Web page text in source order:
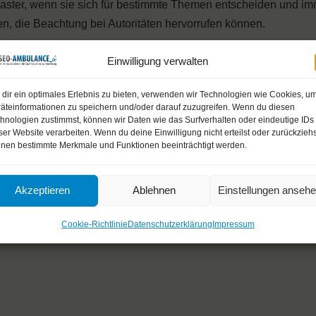
Einwilligung verwalten
dir ein optimales Erlebnis zu bieten, verwenden wir Technologien wie Cookies,
zu speichern und/oder darauf zuzugreifen. Wenn du diesen
zustimmst, können wir Daten wie das Surfverhalten oder eindeutige IDs
Website verarbeiten. Wenn du deine Einwilligung nicht erteilst oder
bestimmte Merkmale und Funktionen beeinträchtigt werden.
Akzeptieren Ablehnen Einstellungen
Cookie-RichtlinieDatenschutzerklärungImpressum
wenn sie sich für bestimmte Themen entscheiden und
die Beachtung bei Autoritäten hervorrufen können.
der Linkquellen für die gesamte Webpräsenz zu
die ihrerseits auf unterschiedliche Art aufgebaut sind.
wirken. Damit ist dann auch klar, dass nicht alle Links
andere als natürlich wirken. Dies zeigt sich auch in der
nicht durch auffällige Sprünge geprägt sind.
Seiten ein und derselben Medaille. Man muss
Suchmaschinen-Optimierung erreichen möchte.